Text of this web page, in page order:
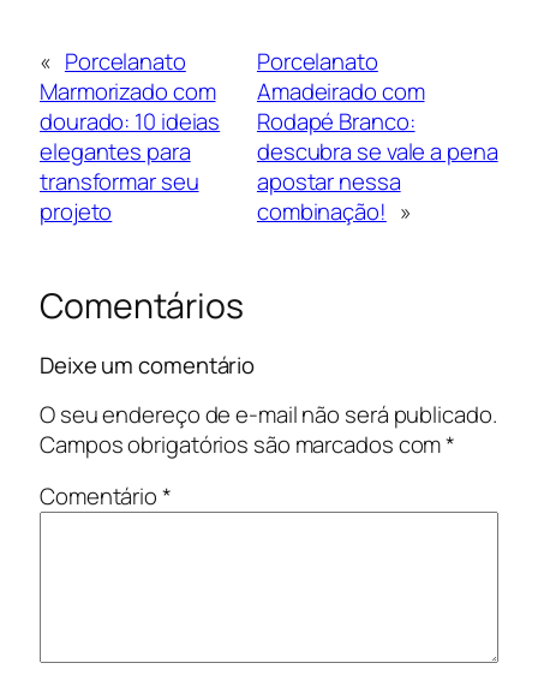
« Porcelanato
Marmorizado com
dourado: 10 ideias
elegantes para
transformar seu
projeto
Porcelanato
Amadeirado com
Rodapé Branco:
descubra se vale a pena
apostar nessa
combinação! »
Comentários
Deixe um comentário
O seu endereço de e-mail não será publicado.
Campos obrigatórios são marcados com*
Comentário*